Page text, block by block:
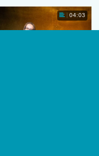
04:03